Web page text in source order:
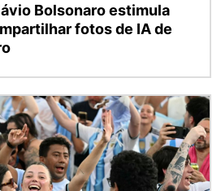
Bolsonaro estimula
fotos de IA de